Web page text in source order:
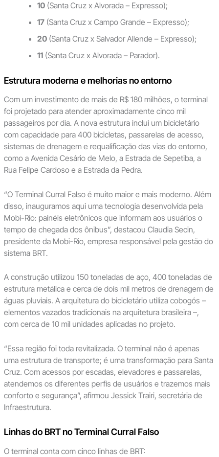
10(Santa Cruz x Alvorada – Expresso);
17(Santa Cruz x Campo Grande – Expresso);
20(Santa Cruz x Salvador Allende – Expresso);
11(Santa Cruz x Alvorada – Parador).
Estrutura moderna e melhorias no entorno
Com um investimento de mais de R$ 180 milhões, o terminal
foi projetado para atender aproximadamente cinco mil
passageiros por dia. A nova estrutura inclui um bicicletário
com capacidade para 400 bicicletas, passarelas de acesso,
sistemas de drenagem e requalificação das vias do entorno,
como a Avenida Cesário de Melo, a Estrada de Sepetiba, a
Rua Felipe Cardoso e a Estrada da Pedra.
“O Terminal Curral Falso é muito maior e mais moderno. Além
disso, inauguramos aqui uma tecnologia desenvolvida pela
Mobi-Rio: painéis eletrônicos que informam aos usuários o
tempo de chegada dos ônibus”, destacou Claudia Secin,
presidente da Mobi-Rio, empresa responsável pela gestão do
sistema BRT.
A construção utilizou 150 toneladas de aço, 400 toneladas de
estrutura metálica e cerca de dois mil metros de drenagem de
águas pluviais. A arquitetura do bicicletário utiliza cobogós –
elementos vazados tradicionais na arquitetura brasileira –,
com cerca de 10 mil unidades aplicadas no projeto.
“Essa região foi toda revitalizada. O terminal não é apenas
uma estrutura de transporte; é uma transformação para Santa
Cruz. Com acessos por escadas, elevadores e passarelas,
atendemos os diferentes perfis de usuários e trazemos mais
conforto e segurança”, afirmou Jessick Trairi, secretária de
Infraestrutura.
Linhas do BRT no Terminal Curral Falso
O terminal conta com cinco linhas de BRT: